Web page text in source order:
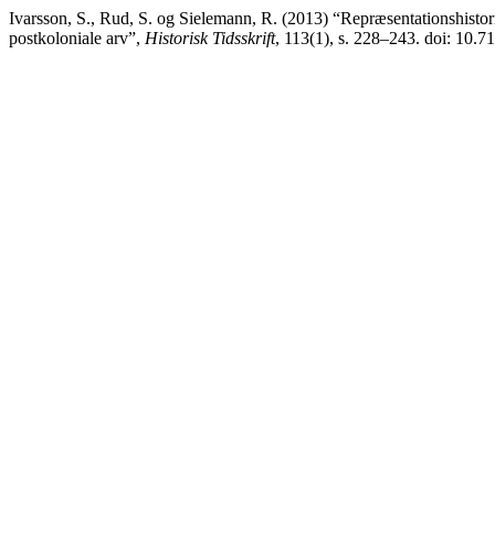
Ivarsson, S., Rud, S. og Sielemann, R. (2013)
postkoloniale arv”, Historisk Tidsskrift, 113(1), s. 228–243. doi: